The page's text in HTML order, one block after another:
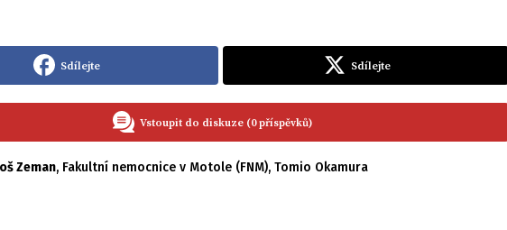
Sdílejte Sdílejte
Vstoupit do diskuze (0 příspěvků)
Zeman, Fakultní nemocnice v Motole (FNM), Tomio Okamura